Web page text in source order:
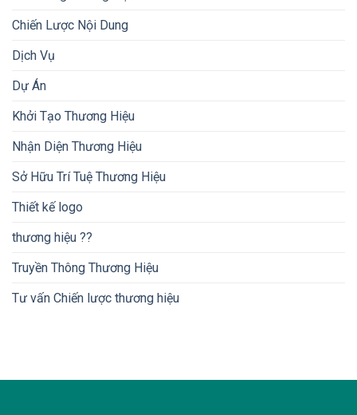
Chiến Lược Nội Dung
Dịch Vụ
Dự Án
Khởi Tạo Thương Hiệu
Nhận Diện Thương Hiệu
Sở Hữu Trí Tuệ Thương Hiệu
Thiết kế logo
thương hiệu ??
Truyền Thông Thương Hiệu
Tư vấn Chiến lược thương hiệu